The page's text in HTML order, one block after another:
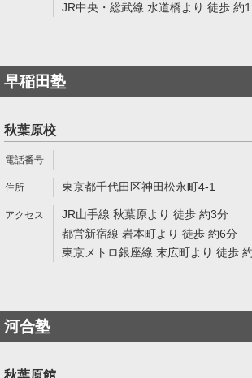
JR中央・総武線 水道橋より 徒歩 約
早稲田塾
秋葉原校
東京都千代田区神田松永町4-1
JR山手線 秋葉原より 徒歩 約3分
都営新宿線 岩本町より 徒歩 約6分
東京メトロ銀座線 末広町より 徒歩
河合塾
秋葉原館